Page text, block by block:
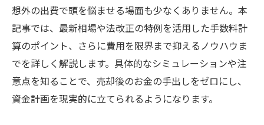
想外の出費で頭を悩ませる場面も少なくありません。本
記事では、最新相場や法改正の特例を活用した手数料計
算のポイント、さらに費用を限界まで抑えるノウハウま
でを詳しく解説します。具体的なシミュレーションや注
意点を知ることで、売却後のお金の手出しをゼロにし、
資金計画を現実的に立てられるようになります。